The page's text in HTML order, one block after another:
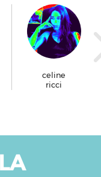
celine
ricci